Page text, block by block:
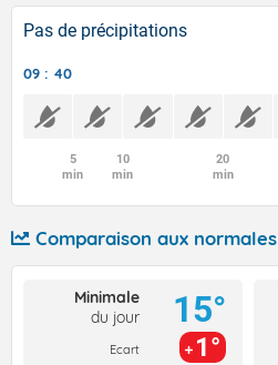
Pas de précipitations
09 : 40
5
min
10
min
20
min
Comparaison aux normales
Minimale
du jour
Ecart
15°
1°